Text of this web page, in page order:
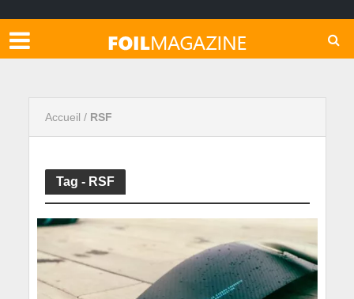
Accueil / RSF
Tag - RSF